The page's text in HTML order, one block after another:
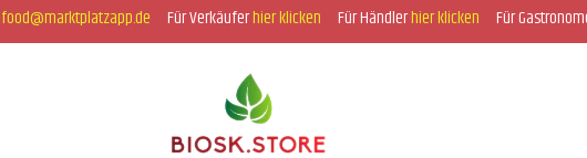
food@marktplatzapp.de Für Verkäuferhier klicken Für Händlerhier klicken Für